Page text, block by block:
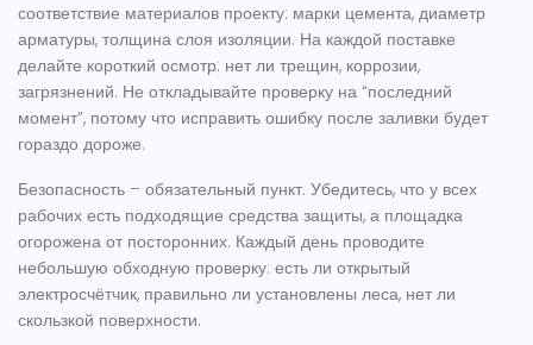
соответствие материалов проекту: марки цемента, диаметр
арматуры, толщина слоя изоляции. На каждой поставке
делайте короткий осмотр: нет ли трещин, коррозии,
загрязнений. Не откладывайте проверку на “последний
момент”, потому что исправить ошибку после заливки будет
гораздо дороже.
Безопасность – обязательный пункт. Убедитесь, что у всех
рабочих есть подходящие средства защиты, а площадка
огорожена от посторонних. Каждый день проводите
небольшую обходную проверку: есть ли открытый
электросчётчик, правильно ли установлены леса, нет ли
скользкой поверхности.